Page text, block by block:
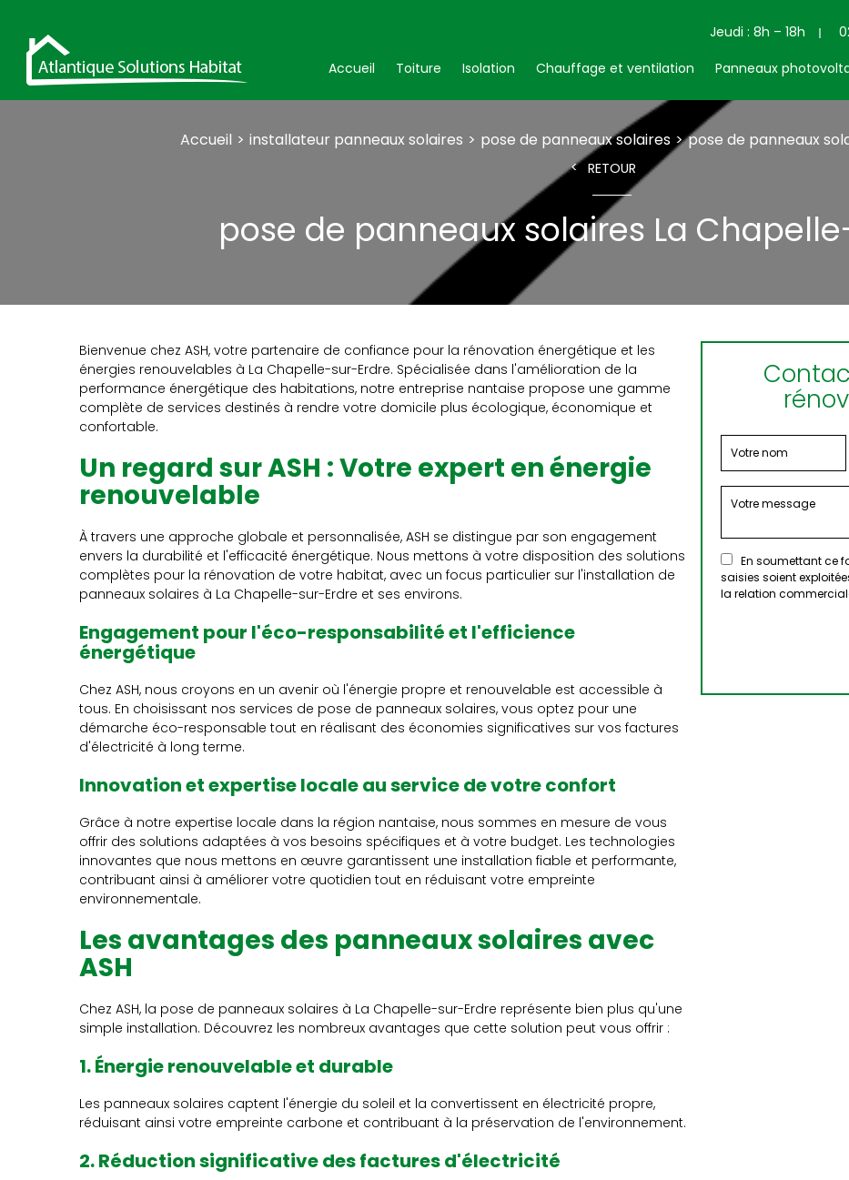
Jeudi : 8h – 18h
Accueil Toiture Isolation Chauffage et ventilation Panneaux
Accueil installateur panneaux solaires pose de panneaux solaires pose de panneaux
RETOUR
pose de panneaux solaires La
Bienvenue chez ASH, votre partenaire de confiance pour la rénovation énergétique et les
énergies renouvelables à La Chapelle-sur-Erdre. Spécialisée dans l'amélioration de la
performance énergétique des habitations, notre entreprise nantaise propose une gamme
complète de services destinés à rendre votre domicile plus écologique, économique et
confortable.
Un regard sur ASH : Votre expert en énergie
renouvelable
À travers une approche globale et personnalisée, ASH se distingue par son engagement
envers la durabilité et l'efficacité énergétique. Nous mettons à votre disposition des solutions
complètes pour la rénovation de votre habitat, avec un focus particulier sur l'installation de
panneaux solaires à La Chapelle-sur-Erdre et ses environs.
Engagement pour l'éco-responsabilité et l'efficience
énergétique
Chez ASH, nous croyons en un avenir où l'énergie propre et renouvelable est accessible à
tous. En choisissant nos services de pose de panneaux solaires, vous optez pour une
démarche éco-responsable tout en réalisant des économies significatives sur vos factures
d'électricité à long terme.
Innovation et expertise locale au service de votre confort
Grâce à notre expertise locale dans la région nantaise, nous sommes en mesure de vous
offrir des solutions adaptées à vos besoins spécifiques et à votre budget. Les technologies
innovantes que nous mettons en œuvre garantissent une installation fiable et performante,
contribuant ainsi à améliorer votre quotidien tout en réduisant votre empreinte
environnementale.
Les avantages des panneaux solaires avec
ASH
Chez ASH, la pose de panneaux solaires à La Chapelle-sur-Erdre représente bien plus qu'une
simple installation. Découvrez les nombreux avantages que cette solution peut vous offrir :
1. Énergie renouvelable et durable
Les panneaux solaires captent l'énergie du soleil et la convertissent en électricité propre,
réduisant ainsi votre empreinte carbone et contribuant à la préservation de l'environnement.
2. Réduction significative des factures d'électricité
En soumettant ce
saisies soient
la relation